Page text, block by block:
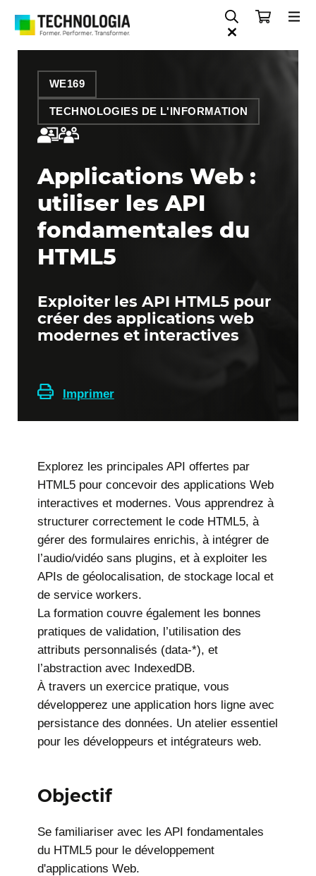
WE169
TECHNOLOGIES DE L'INFORMATION
Applications Web :
utiliser les API
fondamentales du
HTML5
Exploiter les API HTML5 pour
créer des applications web
modernes et interactives
Imprimer
Explorez les principales API offertes par
HTML5 pour concevoir des applications Web
interactives et modernes. Vous apprendrez à
structurer correctement le code HTML5, à
gérer des formulaires enrichis, à intégrer de
l’audio/vidéo sans plugins, et à exploiter les
APIs de géolocalisation, de stockage local et
de service workers.
La formation couvre également les bonnes
pratiques de validation, l’utilisation des
attributs personnalisés (data-*), et
l’abstraction avec IndexedDB.
À travers un exercice pratique, vous
développerez une application hors ligne avec
persistance des données. Un atelier essentiel
pour les développeurs et intégrateurs web.
Objectif
Se familiariser avec les API fondamentales
du HTML5 pour le développement
d'applications Web.